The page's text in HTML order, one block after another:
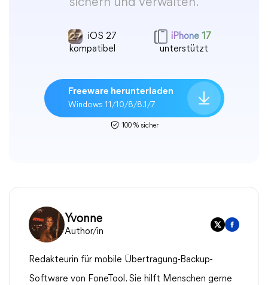
iOS 27
kompatibel
iPhone 17
unterstützt
Freeware herunterladen
Windows 11/10/8/8.1/7
100 % sicher
Yvonne
Author/in
Redakteurin für mobile Übertragung-Backup-
Software von FoneTool. Sie hilft Menschen gerne